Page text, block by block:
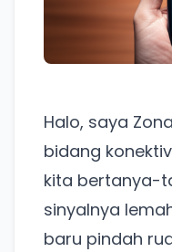
Halo, saya
bidang
kita bertanya-
sinyalnya
baru pindah